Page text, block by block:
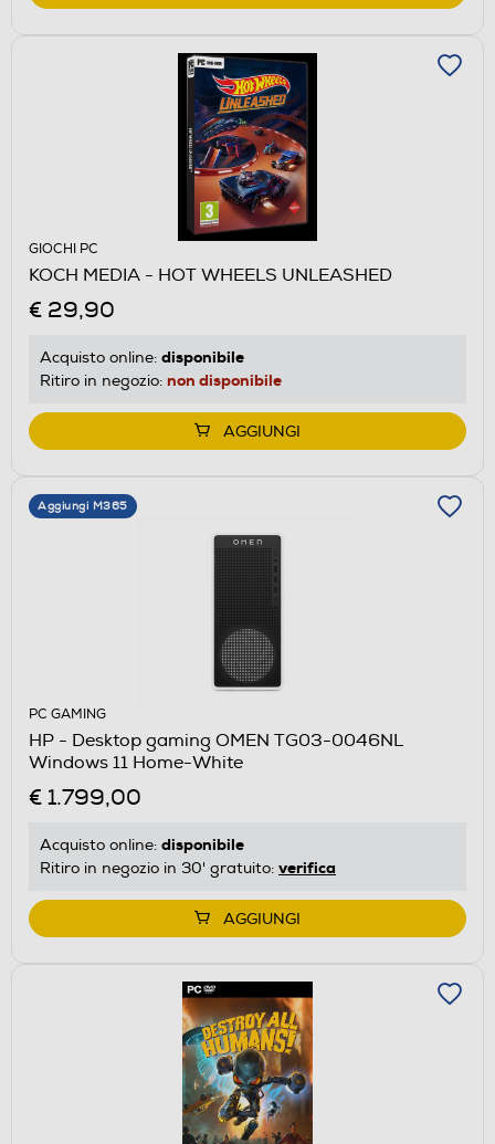
GIOCHI PC
KOCH MEDIA - HOT WHEELS UNLEASHED
€ 29,90
Acquisto online: disponibile
Ritiro in negozio: non disponibile
AGGIUNGI
Aggiungi M365
PC GAMING
HP - Desktop gaming OMEN TG03-0046NL
Windows 11 Home-White
€ 1.799,00
Acquisto online: disponibile
Ritiro in negozio in 30' gratuito: verifica
AGGIUNGI